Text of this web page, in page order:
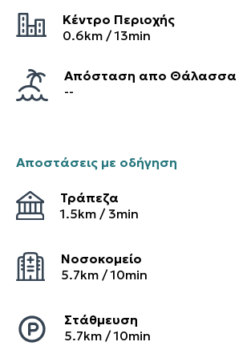
Κέντρο Περιοχής
0.6km /13min
Απόσταση απο Θάλασσα
--
Αποστάσεις με οδήγηση
Τράπεζα
1.5km / 3min
Νοσοκομείο
5.7km /10min
Στάθμευση
5.7km /10min